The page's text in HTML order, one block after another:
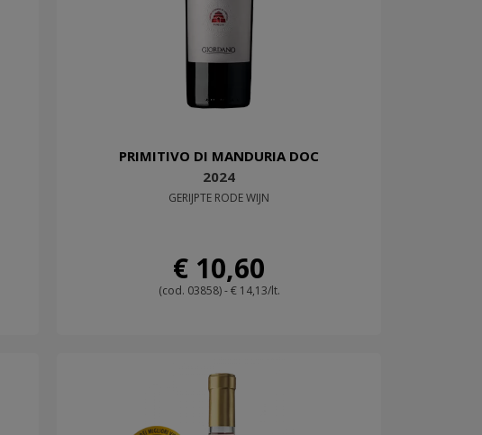
PRIMITIVO DI MANDURIA DOC
2024
GERIJPTE RODE WIJN
€ 10,60
(cod. 03858) - € 14,13/lt.